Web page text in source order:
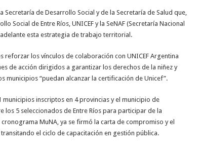
de Desarrollo Social y de la Secretaría de Salud que,
Social de Entre Ríos, UNICEF y la SeNAF (Secretaría Nacional
esta estrategia de trabajo territorial.
reforzar los vínculos de colaboración con UNICEF Argentina
de acción dirigidos a garantizar los derechos de la niñez y
municipios “puedan alcanzar la certificación de Unicef”.
inscriptos en 4 provincias y el municipio de
los 5 seleccionados de Entre Ríos para participar de la
MuNA, ya se firmó la carta de compromiso y el
el ciclo de capacitación en gestión pública.